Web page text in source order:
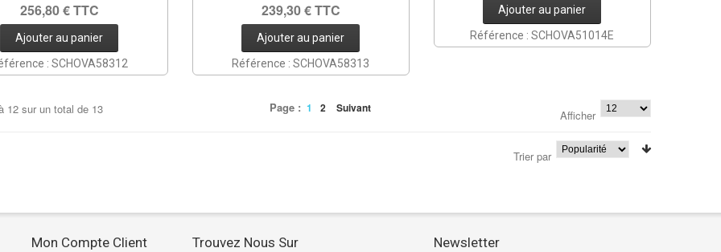
256,80 € TTC
Ajouter au panier
: SCHOVA58312
239,30 € TTC
Ajouter au panier
Référence : SCHOVA58313
Ajouter au panier
Référence : SCHOVA51014E
12 sur un total de 13 Afficher
Page : 1 2 Suivant
Trier par
Mon Compte Client Trouvez Nous Sur Newsletter